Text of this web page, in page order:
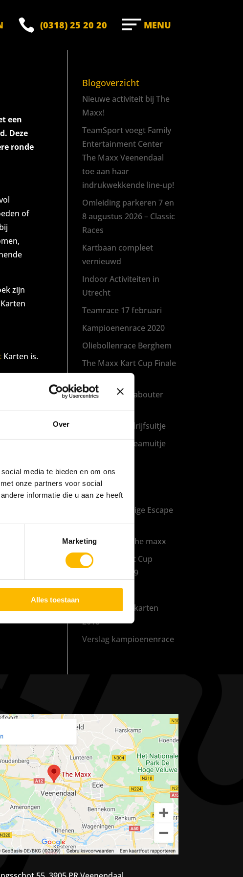
Over
media te bieden en om ons
onze partners voor social
informatie die u aan ze heeft
Marketing
Alles toestaan
MENU
 (0318) 25 20 20
een
Deze
ronde
of
zijn
Karten is.
Blogoverzicht
Nieuwe activiteit bij The
Maxx!
TeamSport voegt Family
Entertainment Center
The Maxx Veenendaal
toe aan haar
indrukwekkende line-up!
Omleiding parkeren 7 en
8 augustus 2026 – Classic
Races
Kartbaan compleet
vernieuwd
Indoor Activiteiten in
Utrecht
Teamrace 17 februari
Kampioenenrace 2020
Oliebollenrace Berghem
The Maxx Kart Cup Finale
Bezoek Kale Kabouter
Kart Kup
Zorgeloos bedrijfsuitje
Het perfecte teamuitje
Het moderne
kinderfeestje
Keurmerk Veilige Escape
Room
Heartbeat to the maxx
The Maxx Kart Cup
Maarssen 2019
Kart Cup 2019
Finale bedrijfskarten
2018
Verslag kampioenenrace